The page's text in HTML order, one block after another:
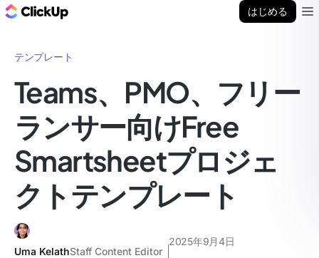
はじめる
テンプレート
Teams、PMO、フリー
ランサー向けFree
Smartsheetプロジェ
クトテンプレート
Uma KelathStaff Content Editor
2025年9月4日